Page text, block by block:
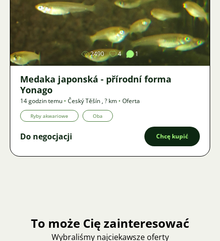
Zdjęcie
2490 4 1
Medaka japonská - přírodní forma
Yonago
14 godzin temu • Český Těšín ,? km • Oferta
Ryby akwariowe Oba
Do negocjacji Chcę kupić
To może Cię zainteresować
Wybraliśmy najciekawsze oferty